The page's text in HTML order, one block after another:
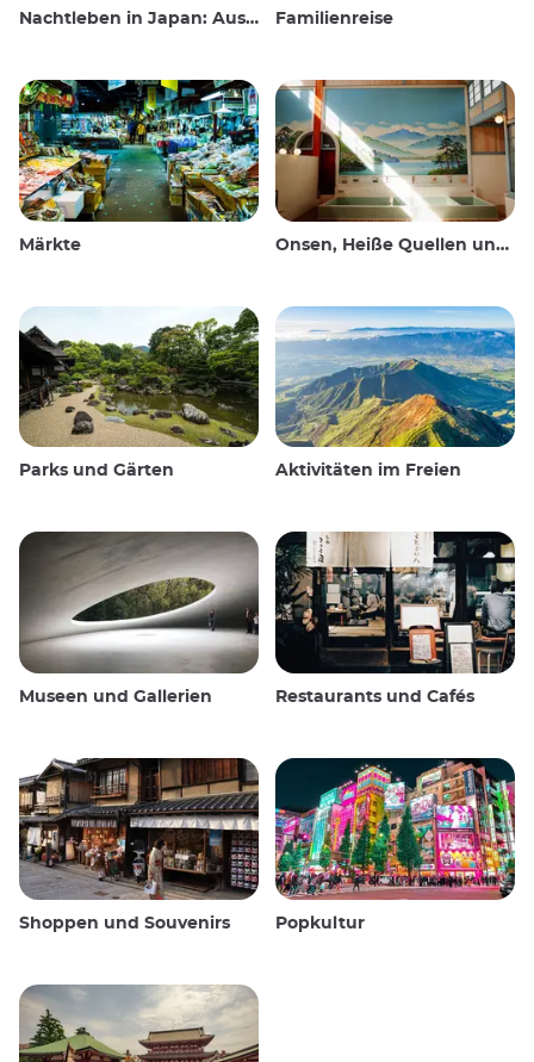
Nachtleben in Japan: Ausgehen, sehen und trinken Familienreise
Märkte Onsen, Heiße Quellen und öffentliche Bäder
Parks und Gärten Aktivitäten im Freien
Museen und Gallerien Restaurants und Cafés
Shoppen und Souvenirs Popkultur